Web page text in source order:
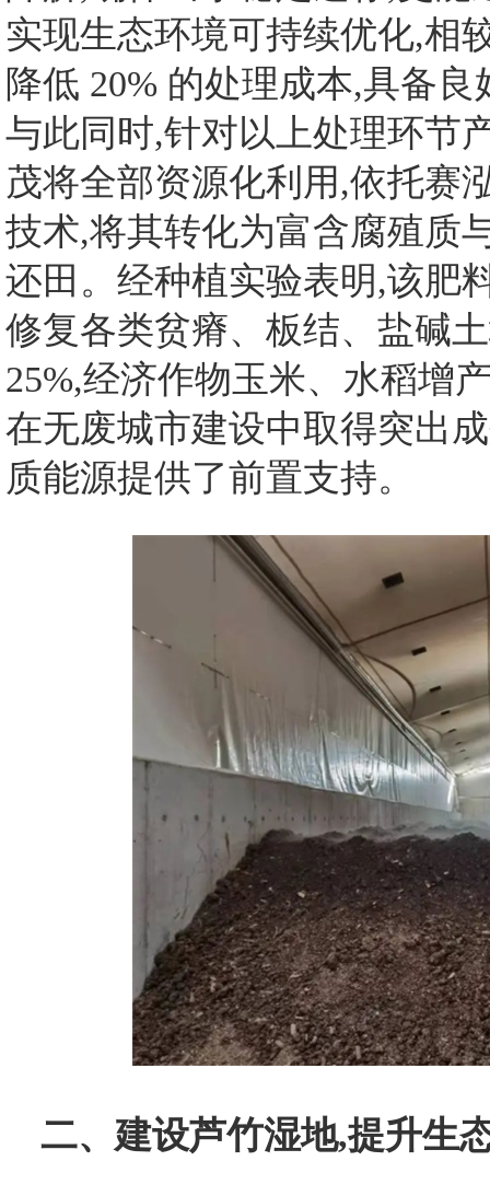
实现生态环境可持续优化,相
降低 20% 的处理成本,具备
与此同时,针对以上处理环节
茂将全部资源化利用,依托赛
技术,将其转化为富含腐殖质
还田。经种植实验表明,该肥
修复各类贫瘠、板结、盐碱
25%,经济作物玉米、水稻增
在无废城市建设中取得突出
质能源提供了前置支持。
二、建设芦竹湿地,提升生